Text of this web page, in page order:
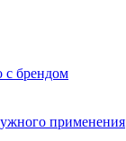
с брендом
применения